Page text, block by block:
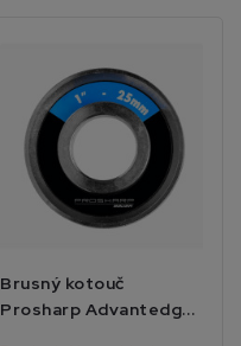
Brusný kotouč
Prosharp Advantedge